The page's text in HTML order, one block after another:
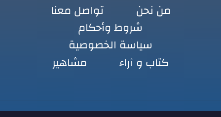
من نحن
تواصل معنا
شروط وأحكام
سياسة الخصوصية
كتاب و آراء
مشاهير